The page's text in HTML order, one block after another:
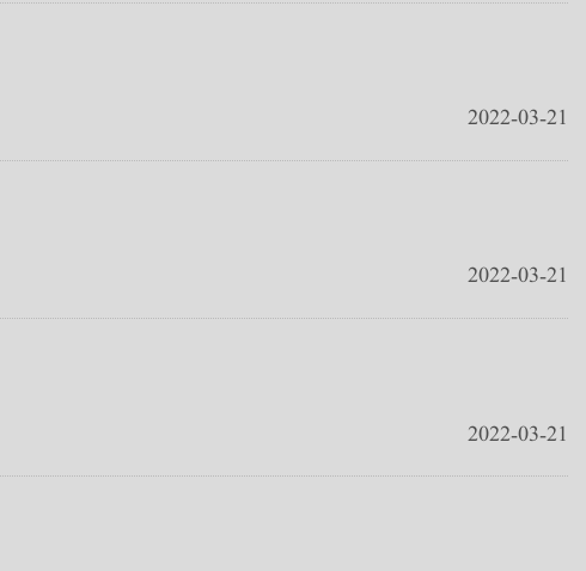
2022-03-21
2022-03-21
2022-03-21